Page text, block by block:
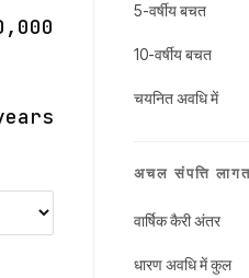
5-वर्षीय बचत
10-वर्षीय बचत
चयनित अवधि में
अचल संपत्ति
वार्षिक कैरी अंतर
धारण अवधि में कुल